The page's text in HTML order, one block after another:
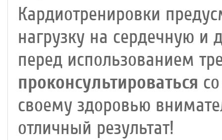
Кардиотренировки
нагрузку на сердечную и
перед использованием
проконсультироваться
своему здоровью
отличный результат!